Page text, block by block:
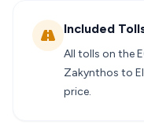
Included
All tolls on the
Zakynthos to
price.